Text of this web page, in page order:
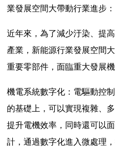
業發展空間大帶動行業進步：
近年來，為了減少汙染、提
產業，新能源行業發展空間
重要零部件，面臨重大發展
機電系統數字化：電驅動控
的基礎上，可以實現複雜、
提升電機效率，同時還可以
計，通過數字化進入微處理